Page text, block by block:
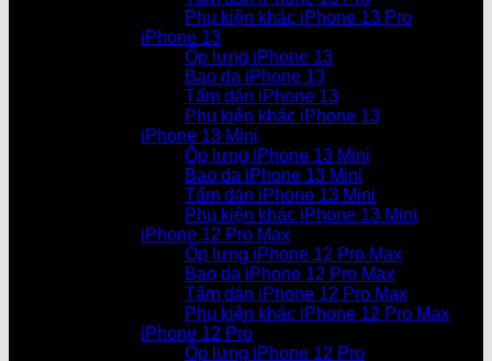
Phụ kiện khác iPhone 13 Pro
iPhone 13
Ốp lưng iPhone 13
Bao da iPhone 13
Tấm dán iPhone 13
Phụ kiện khác iPhone 13
iPhone 13 Mini
Ốp lưng iPhone 13 Mini
Bao da iPhone 13 Mini
Tấm dán iPhone 13 Mini
Phụ kiện khác iPhone 13 Mini
iPhone 12 Pro Max
Ốp lưng iPhone 12 Pro Max
Bao da iPhone 12 Pro Max
Tấm dán iPhone 12 Pro Max
Phụ kiện khác iPhone 12 Pro Max
iPhone 12 Pro
Ốp lưng iPhone 12 Pro